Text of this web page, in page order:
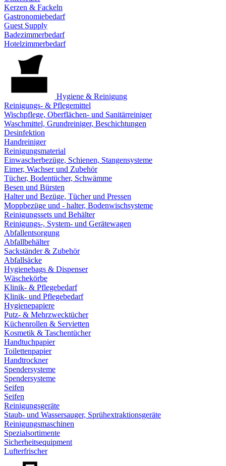
Kerzen & Fackeln
Gastronomiebedarf
Guest Supply
Badezimmerbedarf
Hotelzimmerbedarf
Hygiene & Reinigung
Reinigungs- & Pflegemittel
Wischpflege, Oberflächen- und Sanitärreiniger
Waschmittel, Grundreiniger, Beschichtungen
Desinfektion
Handreiniger
Reinigungsmaterial
Einwascherbezüge, Schienen, Stangensysteme
Eimer, Wachser und Zubehör
Tücher, Bodentücher, Schwämme
Besen und Bürsten
Halter und Bezüge, Tücher und Pressen
Moppbezüge und - halter, Bodenwischsysteme
Reinigungssets und Behälter
Reinigungs-, System- und Gerätewagen
Abfallentsorgung
Abfallbehälter
Sackständer & Zubehör
Abfallsäcke
Hygienebags & Dispenser
Wäschekörbe
Klinik- & Pflegebedarf
Klinik- und Pflegebedarf
Hygienepapiere
Putz- & Mehrzwecktücher
Küchenrollen & Servietten
Kosmetik & Taschentücher
Handtuchpapier
Toilettenpapier
Handtrockner
Spendersysteme
Spendersysteme
Seifen
Seifen
Reinigungsgeräte
Staub- und Wassersauger, Sprühextraktionsgeräte
Reinigungsmaschinen
Spezialsortimente
Sicherheitsequipment
Lufterfrischer